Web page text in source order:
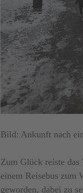
Bild: Ankunft nach
Zum Glück reiste das
einem Reisebus zum
geworden, dabei zu